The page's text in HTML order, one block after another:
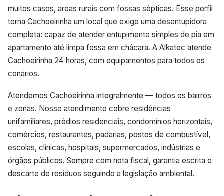
muitos casos, áreas rurais com fossas sépticas. Esse perfil
torna Cachoeirinha um local que exige uma desentupidora
completa: capaz de atender entupimento simples de pia em
apartamento até limpa fossa em chácara. A Alkatec atende
Cachoeirinha 24 horas, com equipamentos para todos os
cenários.
Atendemos Cachoeirinha integralmente — todos os bairros
e zonas. Nosso atendimento cobre residências
unifamiliares, prédios residenciais, condomínios horizontais,
comércios, restaurantes, padarias, postos de combustível,
escolas, clínicas, hospitais, supermercados, indústrias e
órgãos públicos. Sempre com nota fiscal, garantia escrita e
descarte de resíduos seguindo a legislação ambiental.